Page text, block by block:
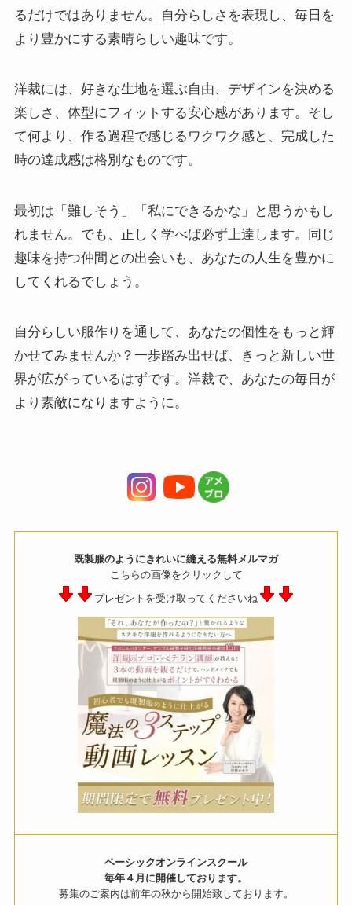
るだけではありません。自分らしさを表現し、毎日を
より豊かにする素晴らしい趣味です。
洋裁には、好きな生地を選ぶ自由、デザインを決める
楽しさ、体型にフィットする安心感があります。そし
て何より、作る過程で感じるワクワク感と、完成した
時の達成感は格別なものです。
最初は「難しそう」「私にできるかな」と思うかもし
れません。でも、正しく学べば必ず上達します。同じ
趣味を持つ仲間との出会いも、あなたの人生を豊かに
してくれるでしょう。
自分らしい服作りを通して、あなたの個性をもっと輝
かせてみませんか？一歩踏み出せば、きっと新しい世
界が広がっているはずです。洋裁で、あなたの毎日が
より素敵になりますように。
既製服のようにきれいに縫える無料メルマガ
こちらの画像をクリックして
プレゼントを受け取ってくださいね
ベーシックオンラインスクール
毎年４月に開催しております。
募集のご案内は前年の秋から開始致しております。